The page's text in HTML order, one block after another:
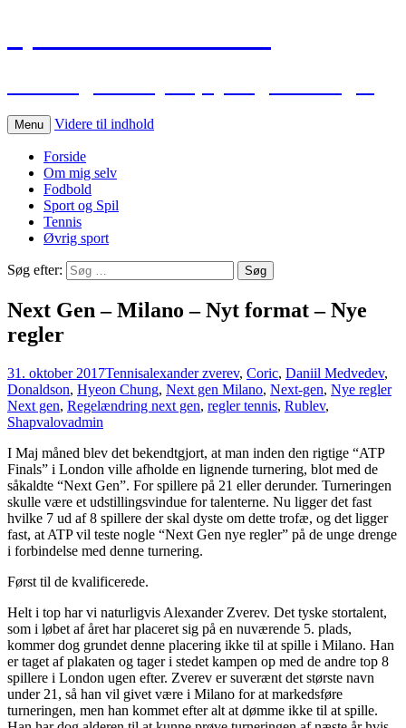
Menu Videre til indhold
Forside
Om mig selv
Fodbold
Sport og Spil
Tennis
Øvrig sport
Søg efter:
Next Gen – Milano – Nyt format – Nye
regler
31. oktober 2017Tennisalexander zverev, Coric, Daniil Medvedev,
Donaldson, Hyeon Chung, Next gen Milano, Next-gen, Nye regler
Next gen, Regelændring next gen, regler tennis, Rublev,
Shapvalovadmin
I Maj måned blev det bekendtgjort, at man inden den rigtige “ATP
Finals” i London ville afholde en lignende turnering, blot med de
såkaldte “Next Gen”. For spillere på 21 eller derunder. Turneringen
skulle være et udstillingsvindue for talenterne. Nu ligger det fast
hvilke 7 ud af 8 spillere der skal dyste om dette trofæ, og det ligger
fast, at ATP vil teste nogle “Next Gen nye regler” på de unge drenge
i forbindelse med denne turnering.
Først til de kvalificerede.
Helt i top har vi naturligvis Alexander Zverev. Det tyske stortalent,
som i løbet af året har placeret sig på en nuværende 5. plads,
kommer dog grundet denne placering ikke til at spille i Milano. Han
er taget af plakaten og tager i stedet kampen op med de andre top 8
spillere i London ugen efter. Zverev er suverænt det største navn
under 21, så han vil givet være i Milano for at markedsføre
turneringen, men han kommet efter alt at dømme ikke til at spille.